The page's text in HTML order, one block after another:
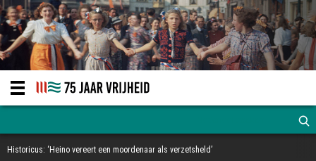
Historicus: ‘Heino vereert een moordenaar als verzetsheld’